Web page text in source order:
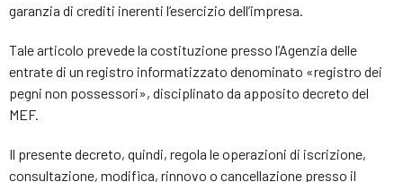
garanzia di crediti inerenti l’esercizio dell’impresa.
Tale articolo prevede la costituzione presso l’Agenzia delle
entrate di un registro informatizzato denominato «registro dei
pegni non possessori», disciplinato da apposito decreto del
MEF.
Il presente decreto, quindi, regola le operazioni di iscrizione,
consultazione, modifica, rinnovo o cancellazione presso il